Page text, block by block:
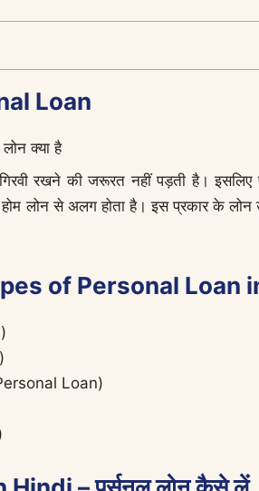
Loan
रखने की जरूरत नहीं पड़ती है। इसलिए
लोन से अलग होता है। इस प्रकार के लोन
of Personal Loan
Loan)